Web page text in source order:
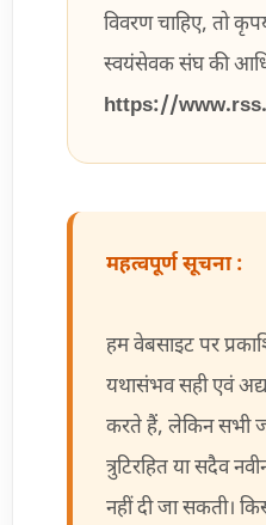
विवरण चाहिए, तो
स्वयंसेवक संघ की
https://
महत्वपूर्ण सूचना :
हम वेबसाइट पर
यथासंभव सही एवं
करते हैं, लेकिन सभी
त्रुटिरहित या सदैव
नहीं दी जा सकती।